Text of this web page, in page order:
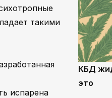
такими
испарена
КБД
это